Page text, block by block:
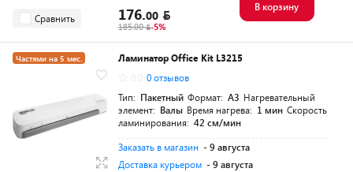
Сравнить 176.00
185.00 -5%
В корзину
Частями на 5 мес.
Ламинатор Office Kit L3215
0 отзывов
Тип: Пакетный Формат: A3 Нагревательный
элемент: Валы Время нагрева: 1 мин Скорость
ламинирования: 42 см/мин
Заказать в магазин - 9 августа
Доставка курьером - 9 августа